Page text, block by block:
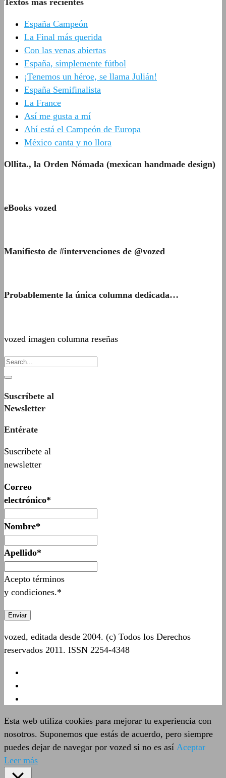
España Campeón
La Final más querida
Con las venas abiertas
España, simplemente fútbol
¡Tenemos un héroe, se llama Julián!
España Semifinalista
La France
Así me gusta a mí
Ahí está el Campeón de Europa
México canta y no llora
Ollita., la Orden Nómada (mexican handmade design)
eBooks vozed
Manifiesto de #intervenciones de @vozed
Probablemente la única columna dedicada…
vozed imagen columna reseñas
Suscríbete al
Newsletter
Entérate
Suscríbete al
newsletter
Correo
electrónico*
Nombre*
Apellido*
Acepto términos
y condiciones.*
vozed, editada desde 2004. (c) Todos los Derechos
reservados 2011. ISSN 2254-4348
Esta web utiliza cookies para mejorar tu experiencia con
nosotros. Suponemos que estás de acuerdo, pero siempre
puedes dejar de navegar por vozed si no es así Aceptar
Leer más